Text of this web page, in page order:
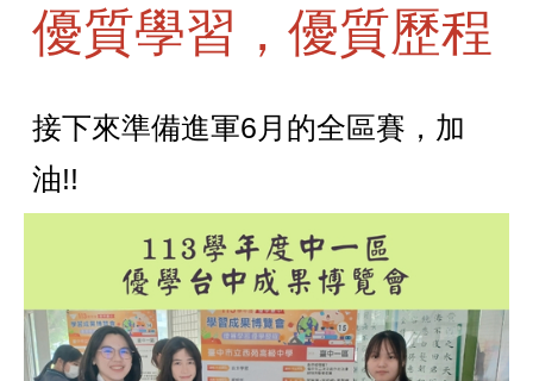
優質學習，優質歷程
接下來準備進軍6月的全區賽，加
油!!